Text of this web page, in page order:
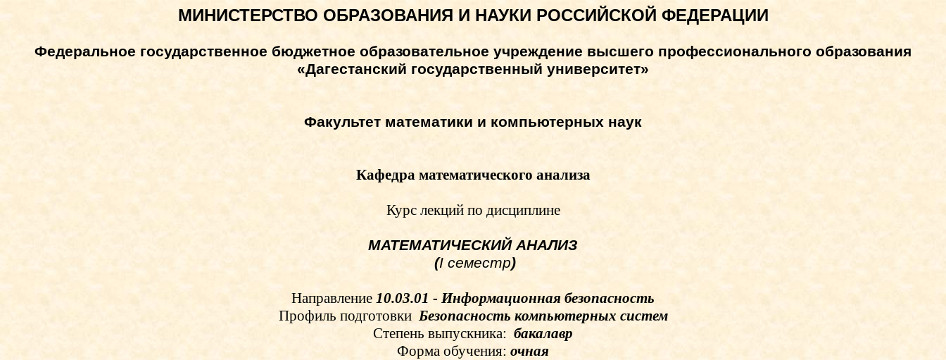
МИНИСТЕРСТВО ОБРАЗОВАНИЯ И НАУКИ РОССИЙСКОЙ ФЕДЕРАЦИИ
Федеральное государственное бюджетное образовательное учреждение высшего профессионального образования
«Дагестанский государственный университет»
Факультет математики и компьютерных наук
Кафедра математического анализа
Курс лекций по дисциплине
МАТЕМАТИЧЕСКИЙ АНАЛИЗ
(I семестр)
Направление 10.03.01 - Информационная безопасность
Профиль подготовки Безопасность компьютерных систем
Степень выпускника: бакалавр
Форма обучения: очная